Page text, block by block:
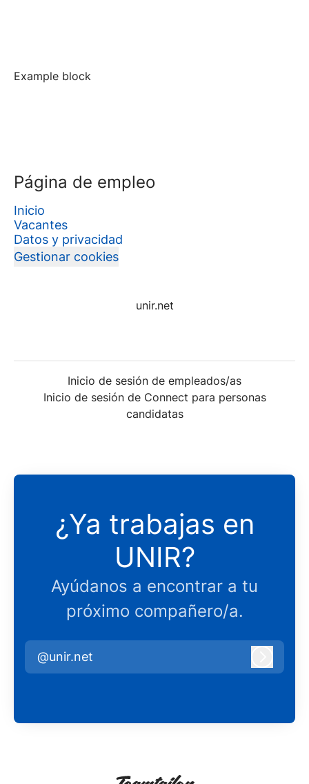
Example block
Página de empleo
Inicio
Vacantes
Datos y privacidad
Gestionar cookies
unir.net
Inicio de sesión de empleados/as
Inicio de sesión de Connect para personas
candidatas
¿Ya trabajas en
UNIR?
Ayúdanos a encontrar a tu
próximo compañero/a.
@unir.net